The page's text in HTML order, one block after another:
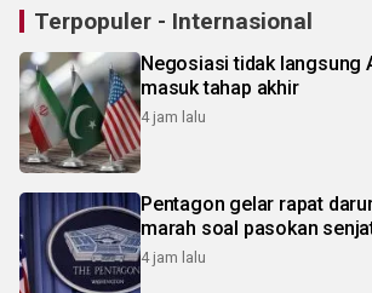
Terpopuler - Internasional
Negosiasi tidak langsung
masuk tahap akhir
4 jam lalu
Pentagon gelar rapat
marah soal pasokan
4 jam lalu